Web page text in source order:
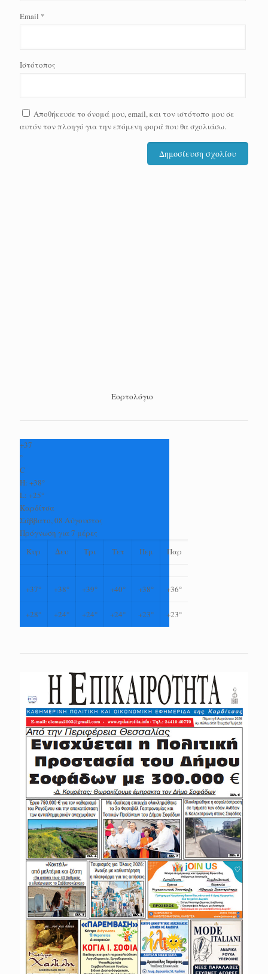
Email *
Ιστότοπος
Αποθήκευσε το όνομά μου, email, και τον ιστότοπο μου σε
αυτόν τον πλοηγό για την επόμενη φορά που θα σχολιάσω.
Εορτολόγιο
+37
°
C
H: +38°
L: +25°
Καρδίτσα
Σάββατο, 08 Αύγουστος
Πρόγνωση για 7 μέρες
Κυρ
Δευ Τρι Τετ Πεμ Παρ
+37° +38° +39° +40° +38° +36°
+28° +24° +24° +24° +23° +23°